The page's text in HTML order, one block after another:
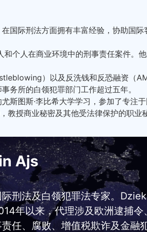
国际刑法方面拥有丰富经验，协助国
个人在商业环境中的刑事责任案件。
）以及反洗钱和反恐融资（
务所的白领犯罪部门工作超过五年。
图斯·李比希大学学习，参加了专注于
教授商业秘密及其他受法律保护的职业
Ajs
刑法及白领犯罪法专家。
年以来，代理涉及欧洲逮捕
任、腐败、增值税欺诈及金融